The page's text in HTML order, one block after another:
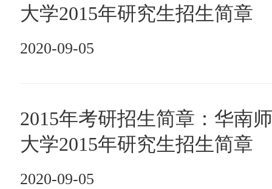
大学2015年研究生招生简章
2020-09-05
2015年考研招生简章：华南
大学2015年研究生招生简章
2020-09-05